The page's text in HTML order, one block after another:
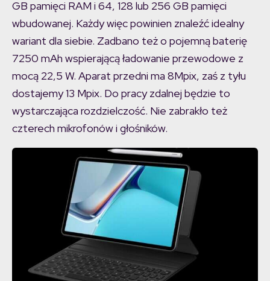
GB pamięci RAM i 64, 128 lub 256 GB pamięci
wbudowanej. Każdy więc powinien znaleźć idealny
wariant dla siebie. Zadbano też o pojemną baterię
7250 mAh wspierającą ładowanie przewodowe z
mocą 22,5 W. Aparat przedni ma 8Mpix, zaś z tyłu
dostajemy 13 Mpix. Do pracy zdalnej będzie to
wystarczająca rozdzielczość. Nie zabrakło też
czterech mikrofonów i głośników.